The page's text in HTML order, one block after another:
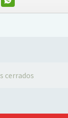
WHATSAPP
cerrados